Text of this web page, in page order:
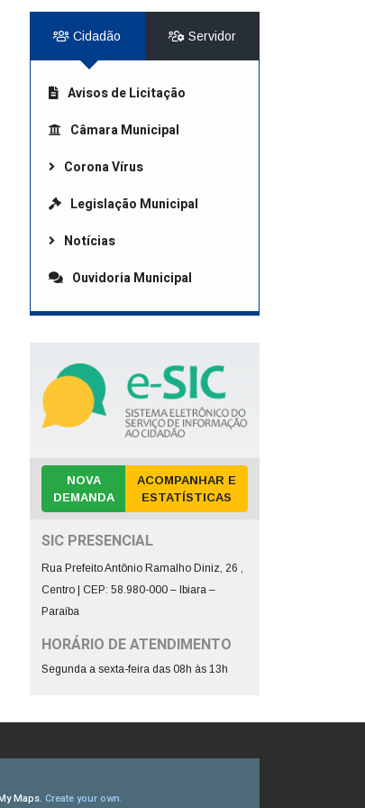
Cidadão Servidor
Avisos de Licitação
Câmara Municipal
Corona Vírus
Legislação Municipal
Notícias
Ouvidoria Municipal
NOVA
DEMANDA
ACOMPANHAR E
ESTATÍSTICAS
SIC PRESENCIAL
Rua Prefeito Antônio Ramalho Diniz, 26 ,
Centro | CEP: 58.980-000 – Ibiara –
Paraíba
HORÁRIO DE ATENDIMENTO
Segunda a sexta-feira das 08h às 13h